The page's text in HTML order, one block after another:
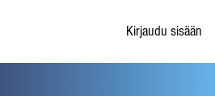
Kirjaudu sisään